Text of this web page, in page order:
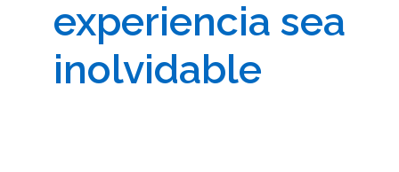
experiencia sea
inolvidable